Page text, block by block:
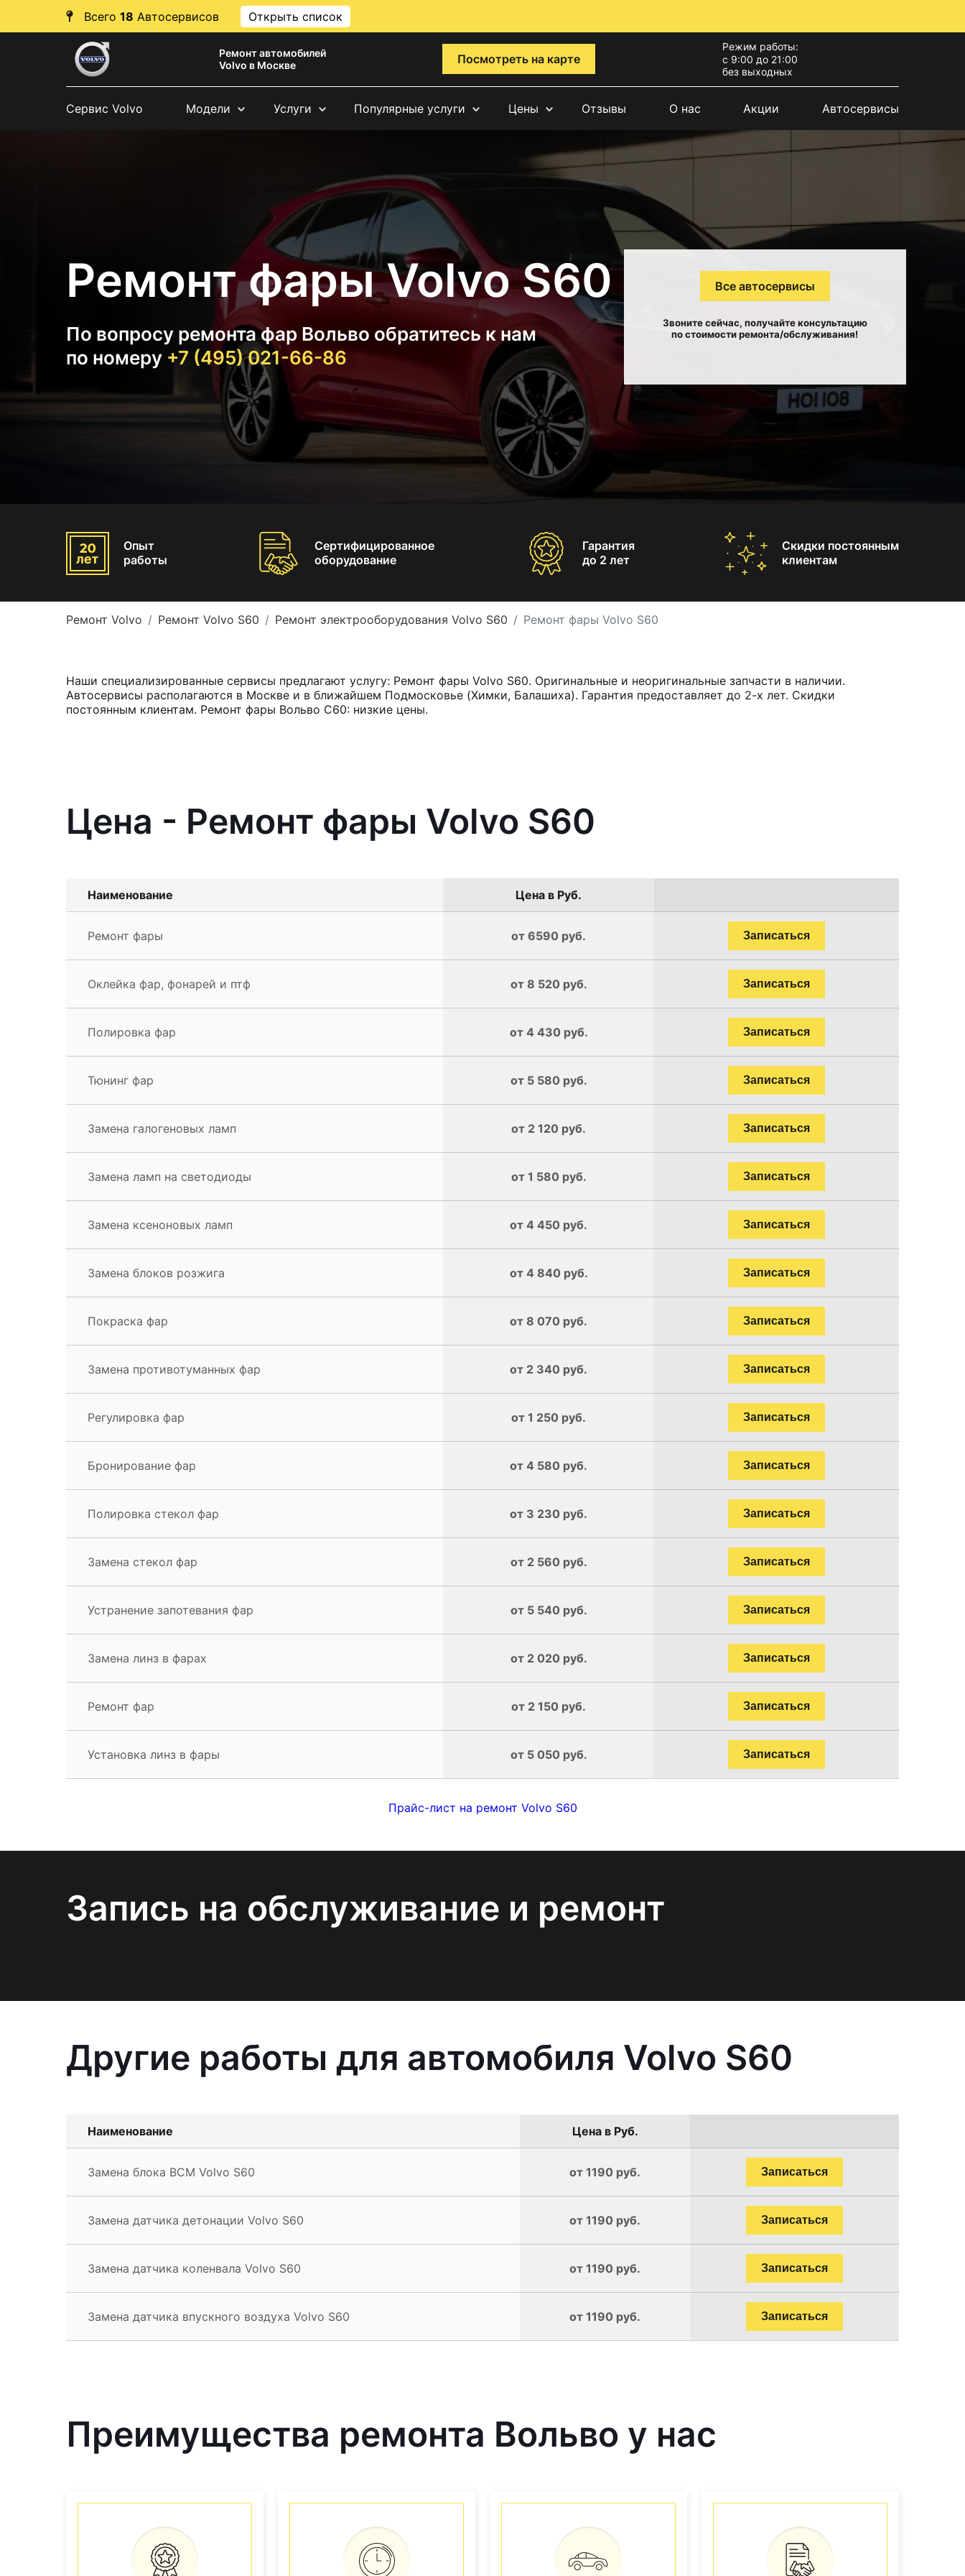
Всего 18 Автосервисов Открыть список
Ремонт автомобилей
Volvo в Москве
Посмотреть на карте
Режим работы:
с 9:00 до 21:00
без выходных
Сервис Volvo Модели Услуги Популярные услуги Цены Отзывы О нас Акции Автосервисы
Ремонт фары Volvo S60
По вопросу ремонта фар Вольво обратитесь к нам
по номеру +7 (495) 021-66-86
Все автосервисы
Звоните сейчас, получайте консультацию
по стоимости ремонта/обслуживания!
Опыт
работы
Сертифицированное
оборудование
Гарантия
до 2 лет
Скидки постоянным
клиентам
Ремонт Volvo Ремонт Volvo S60 Ремонт электрооборудования Volvo S60 Ремонт фары Volvo S60
Наши специализированные сервисы предлагают услугу: Ремонт фары Volvo S60. Оригинальные и неоригинальные запчасти в наличии.
Автосервисы располагаются в Москве и в ближайшем Подмосковье (Химки, Балашиха). Гарантия предоставляет до 2-х лет. Скидки
постоянным клиентам. Ремонт фары Вольво С60: низкие цены.
Цена - Ремонт фары Volvo S60
Наименование Цена в Руб.
Ремонт фары от 6590 руб. Записаться
Оклейка фар, фонарей и птф от 8 520 руб. Записаться
Полировка фар от 4 430 руб. Записаться
Тюнинг фар от 5 580 руб. Записаться
Замена галогеновых ламп от 2 120 руб. Записаться
Замена ламп на светодиоды от 1 580 руб. Записаться
Замена ксеноновых ламп от 4 450 руб. Записаться
Замена блоков розжига от 4 840 руб. Записаться
Покраска фар от 8 070 руб. Записаться
Замена противотуманных фар от 2 340 руб. Записаться
Регулировка фар от 1 250 руб. Записаться
Бронирование фар от 4 580 руб. Записаться
Полировка стекол фар от 3 230 руб. Записаться
Замена стекол фар от 2 560 руб. Записаться
Устранение запотевания фар от 5 540 руб. Записаться
Замена линз в фарах от 2 020 руб. Записаться
Ремонт фар от 2 150 руб. Записаться
Установка линз в фары от 5 050 руб. Записаться
Прайс-лист на ремонт Volvo S60
Запись на обслуживание и ремонт
Другие работы для автомобиля Volvo S60
Наименование Цена в Руб.
Замена блока BCM Volvo S60 от 1190 руб. Записаться
Замена датчика детонации Volvo S60 от 1190 руб. Записаться
Замена датчика коленвала Volvo S60 от 1190 руб. Записаться
Замена датчика впускного воздуха Volvo S60 от 1190 руб. Записаться
Преимущества ремонта Вольво у нас